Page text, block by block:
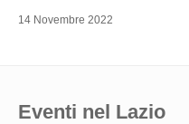
14 Novembre 2022
Eventi nel Lazio